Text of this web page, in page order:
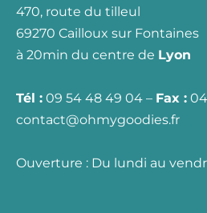
470, route du tilleul
69270 Cailloux sur Fontaines
à 20min du centre de Lyon
Tél : 09 54 48 49 04 – Fax :
contact@ohmygoodies.fr
Ouverture : Du lundi au